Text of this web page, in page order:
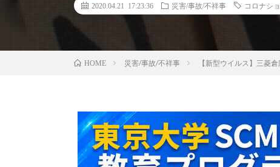
2020.04.21 17:23:36 災害/事故/不祥事 コロナシ
HOME 災害/事故/不祥事 【新型ウイルス】三菱